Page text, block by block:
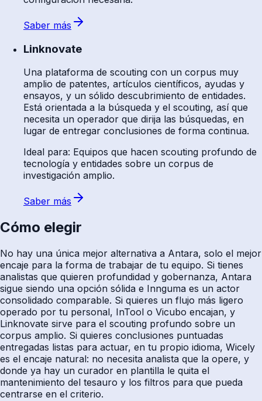
Saber más
Linknovate
Una plataforma de scouting con un corpus muy
amplio de patentes, artículos científicos, ayudas y
ensayos, y un sólido descubrimiento de entidades.
Está orientada a la búsqueda y el scouting, así que
necesita un operador que dirija las búsquedas, en
lugar de entregar conclusiones de forma continua.
Ideal para: Equipos que hacen scouting profundo de
tecnología y entidades sobre un corpus de
investigación amplio.
Saber más
Cómo elegir
No hay una única mejor alternativa a Antara, solo el mejor
encaje para la forma de trabajar de tu equipo. Si tienes
analistas que quieren profundidad y gobernanza, Antara
sigue siendo una opción sólida e Innguma es un actor
consolidado comparable. Si quieres un flujo más ligero
operado por tu personal, InTool o Vicubo encajan, y
Linknovate sirve para el scouting profundo sobre un
corpus amplio. Si quieres conclusiones puntuadas
entregadas listas para actuar, en tu propio idioma, Wicely
es el encaje natural: no necesita analista que la opere, y
donde ya hay un curador en plantilla le quita el
mantenimiento del tesauro y los filtros para que pueda
centrarse en el criterio.